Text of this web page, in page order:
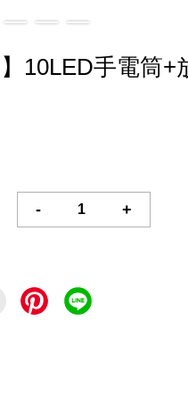
】10LED手電筒
- +